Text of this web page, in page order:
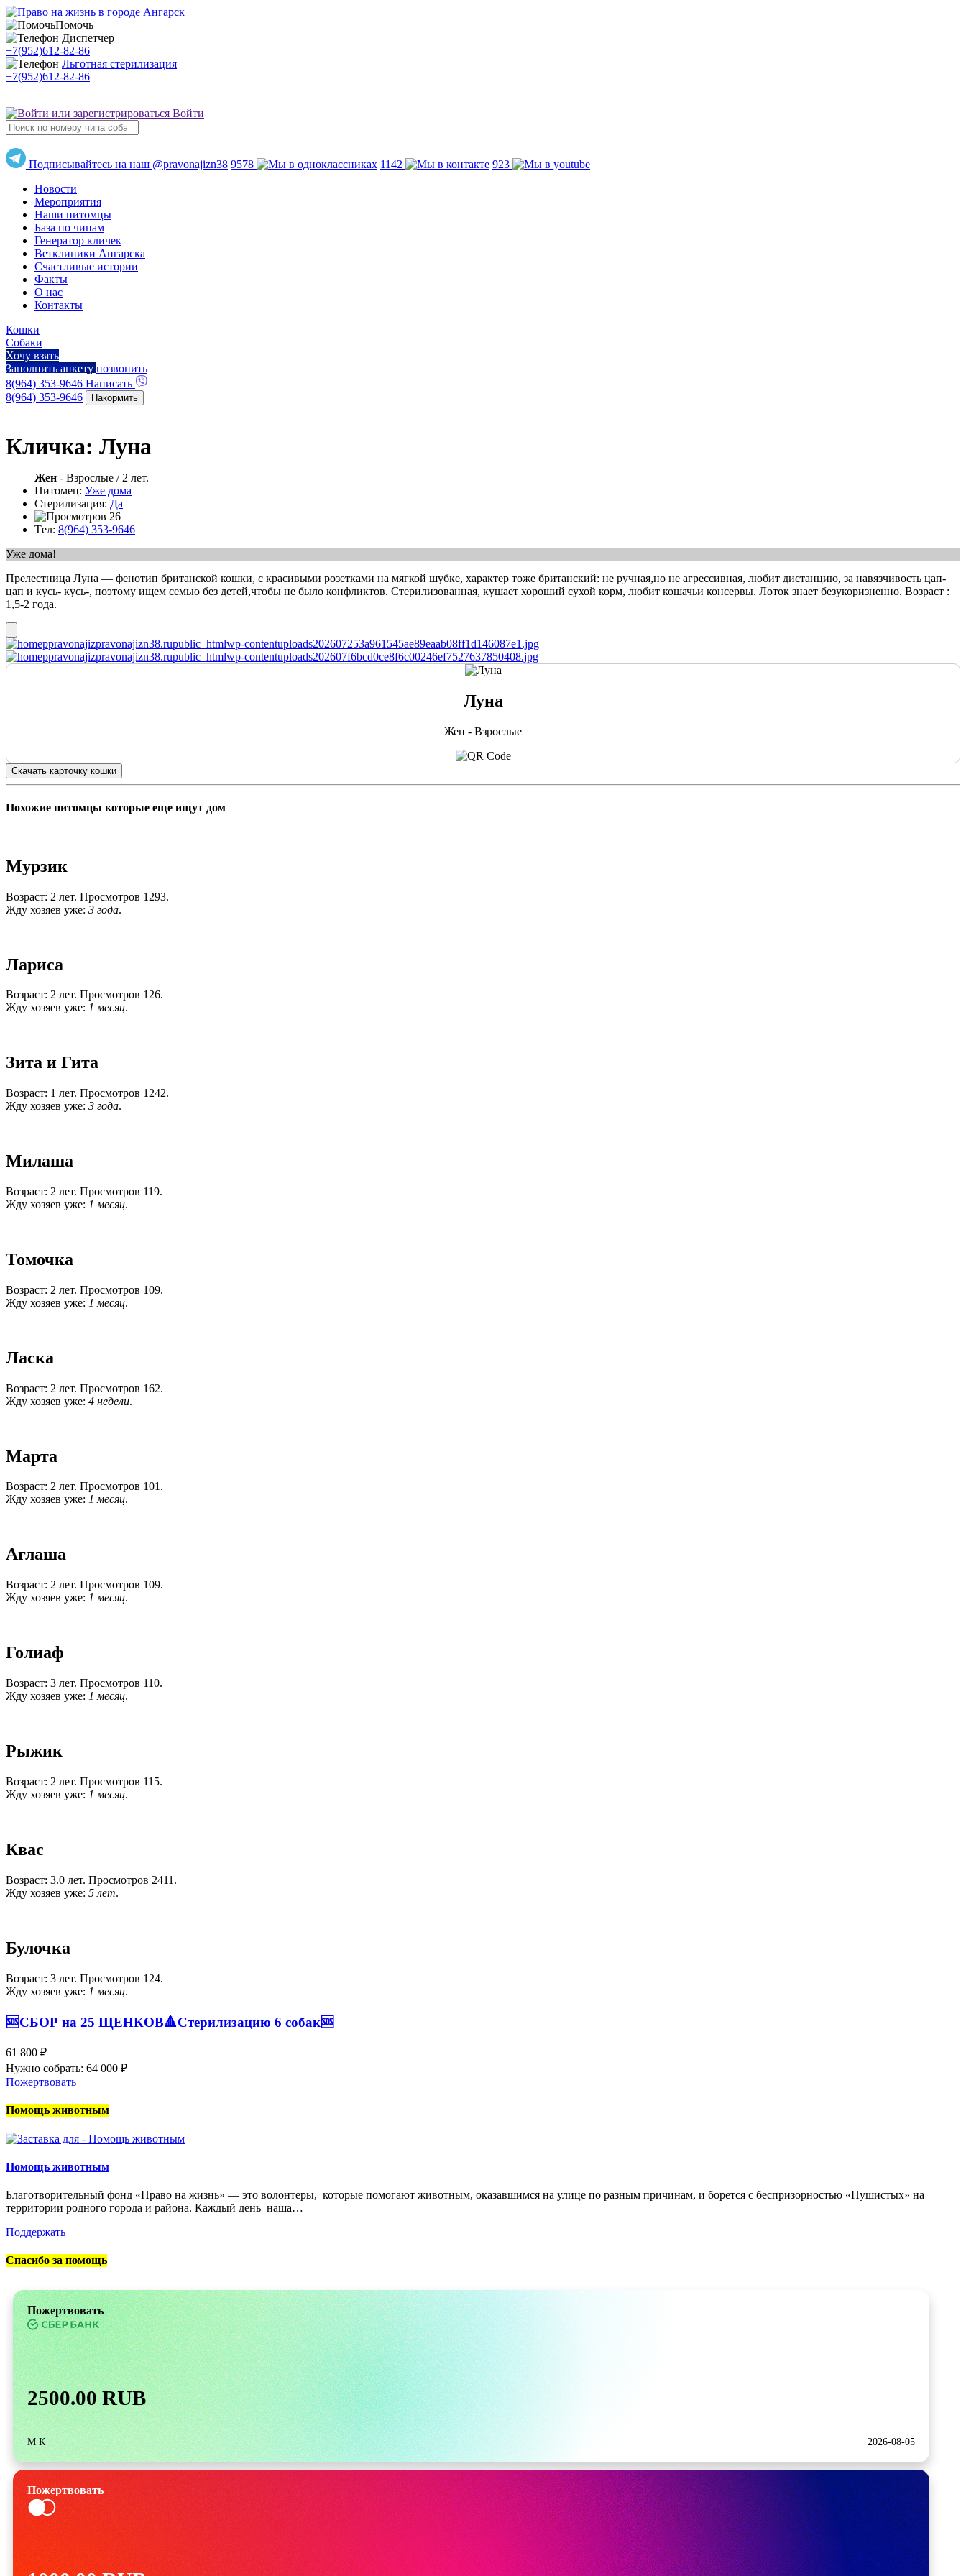
Помочь
Диспетчер
+7(952)612-82-86
Льготная стерилизация
+7(952)612-82-86
Войти
Подписывайтесь на наш @pravonajizn38 9578 1142
923
Новости
Мероприятия
Наши питомцы
База по чипам
Генератор кличек
Ветклиники Ангарска
Счастливые истории
Факты
О нас
Контакты
Кошки
Собаки
Хочу взять
Заполнить анкетупозвонить
8(964) 353-9646 Написать
8(964) 353-9646
Накормить
Кличка: Луна
Жен - Взрослые / 2 лет.
Питомец: Уже дома
Стерилизация: Да
26
Тeл: 8(964) 353-9646
Уже дома!
Прелестница Луна — фенотип британской кошки, с красивыми розетками на мягкой шубке, характер тоже британский: не ручная,но не агрессивная, любит дистанцию, за навязчивость цап-
цап и кусь- кусь-, поэтому ищем семью без детей,чтобы не было конфликтов. Стерилизованная, кушает хороший сухой корм, любит кошачьи консервы. Лоток знает безукоризненно. Возраст :
1,5-2 года.
Луна
Жен - Взрослые
Скачать карточку кошки
Похожие питомцы которые еще ищут дом
Мурзик
Возраст: 2 лет. Просмотров 1293.
Жду хозяев уже: 3 года.
Лариса
Возраст: 2 лет. Просмотров 126.
Жду хозяев уже: 1 месяц.
Зита и Гита
Возраст: 1 лет. Просмотров 1242.
Жду хозяев уже: 3 года.
Милаша
Возраст: 2 лет. Просмотров 119.
Жду хозяев уже: 1 месяц.
Томочка
Возраст: 2 лет. Просмотров 109.
Жду хозяев уже: 1 месяц.
Ласка
Возраст: 2 лет. Просмотров 162.
Жду хозяев уже: 4 недели.
Марта
Возраст: 2 лет. Просмотров 101.
Жду хозяев уже: 1 месяц.
Аглаша
Возраст: 2 лет. Просмотров 109.
Жду хозяев уже: 1 месяц.
Голиаф
Возраст: 3 лет. Просмотров 110.
Жду хозяев уже: 1 месяц.
Рыжик
Возраст: 2 лет. Просмотров 115.
Жду хозяев уже: 1 месяц.
Квас
Возраст: 3.0 лет. Просмотров 2411.
Жду хозяев уже: 5 лет.
Булочка
Возраст: 3 лет. Просмотров 124.
Жду хозяев уже: 1 месяц.
🆘️СБОР на 25 ЩЕНКОВ🔺️Стерилизацию 6 собак🆘️
61 800 ₽
Нужно собрать: 64 000 ₽
Пожертвовать
Помощь животным
Помощь животным
Благотворительный фонд «Право на жизнь» — это волонтеры, которые помогают животным, оказавшимся на улице по разным причинам, и борется с беспризорностью «Пушистых» на
территории родного города и района. Каждый день наша…
Поддержать
Спасибо за помощь
Пожертвовать
2500.00 RUB
М К 2026-08-05
Пожертвовать